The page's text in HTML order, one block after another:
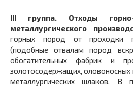
III группа.
Отходы
металлургического
горных пород от проходки
(подобные отвалам пород
обогатительных фабрик и
золотосодержащих, оловоносных
металлургических шлаков. В